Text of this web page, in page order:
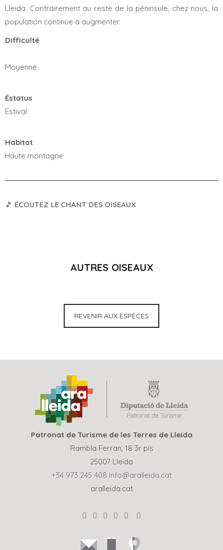
Lleida. Contrairement au reste de la péninsule, chez nous, la
population continue à augmenter.
Difficulté
Moyenne
Éstatus
Estival
Habitat
Haute montagne
🎵 ÉCOUTEZ LE CHANT DES OISEAUX
AUTRES OISEAUX
REVENIR AUX ESPÈCES
Patronat de Turisme de les Terres de Lleida
Rambla Ferran, 18 3r pis
25007 Lleida
+34 973 245 408 info@aralleida.cat
aralleida.cat